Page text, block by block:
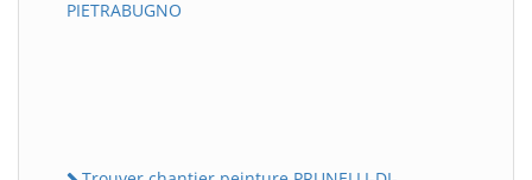
PIETRABUGNO